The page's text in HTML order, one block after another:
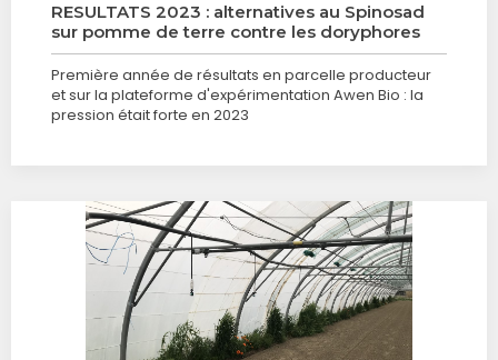
RESULTATS 2023 : alternatives au Spinosad
sur pomme de terre contre les doryphores
Première année de résultats en parcelle producteur
et sur la plateforme d'expérimentation Awen Bio : la
pression était forte en 2023